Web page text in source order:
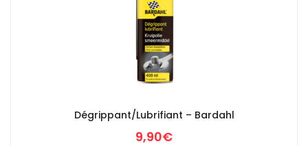
Dégrippant/Lubrifiant – Bardahl
9,90€